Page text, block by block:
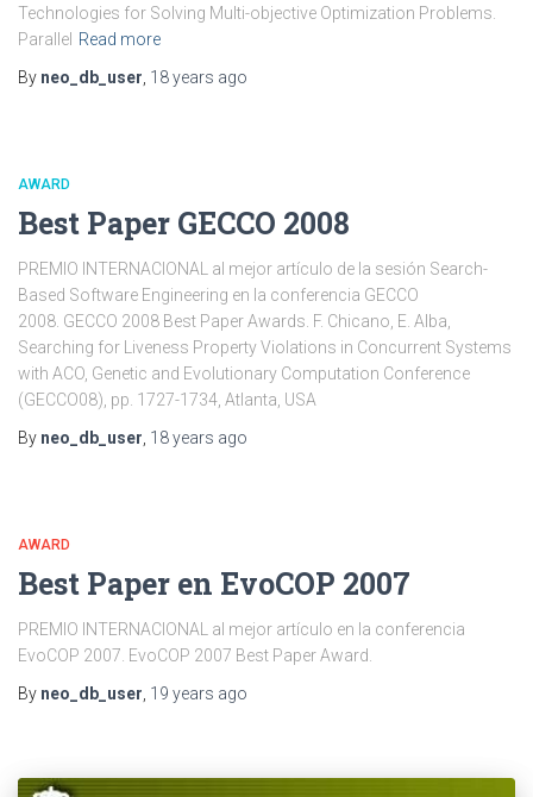
Technologies for Solving Multi-objective Optimization Problems.
Parallel Read more
By neo_db_user 18 years ago
AWARD
Best Paper GECCO 2008
PREMIO INTERNACIONAL al mejor artículo de la sesión Search-
Based Software Engineering en la conferencia GECCO
2008. GECCO 2008 Best Paper Awards. F. Chicano, E. Alba,
Searching for Liveness Property Violations in Concurrent Systems
with ACO, Genetic and Evolutionary Computation Conference
(GECCO08), pp. 1727-1734, Atlanta, USA
By neo_db_user 18 years ago
AWARD
Best Paper en EvoCOP 2007
PREMIO INTERNACIONAL al mejor artículo en la conferencia
EvoCOP 2007. EvoCOP 2007 Best Paper Award.
By neo_db_user 19 years ago